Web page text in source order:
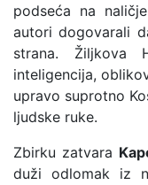
podseća na
autori dogovarali
strana. Žiljkova
inteligencija,
upravo suprotno
ljudske ruke.
Zbirku zatvara
duži odlomak iz